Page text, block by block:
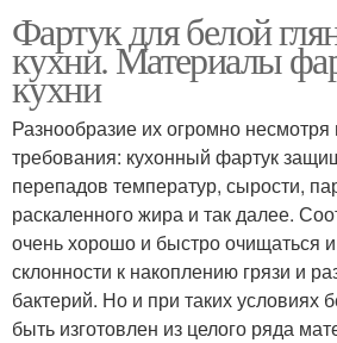
Фартук для белой
кухни. Материалы
кухни
Разнообразие их огромно
требования: кухонный фартук
перепадов температур, сырости,
раскаленного жира и так далее.
очень хорошо и быстро очищаться
склонности к накоплению грязи и
бактерий. Но и при таких условиях
быть изготовлен из целого ряда